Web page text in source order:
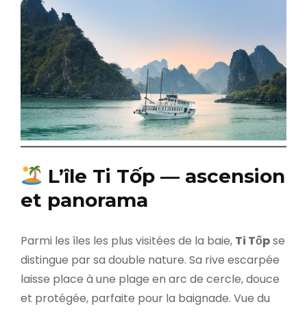
L’île Ti Tốp — ascension
et panorama
Parmi les îles les plus visitées de la baie, Ti Tốpse
distingue par sa double nature. Sa rive escarpée
laisse place à une plage en arc de cercle, douce
et protégée, parfaite pour la baignade. Vue du